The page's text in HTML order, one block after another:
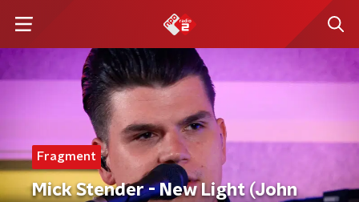
Fragment
Mick Stender - New Light (John